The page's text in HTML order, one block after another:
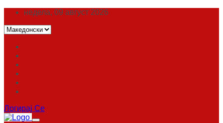
недела, 09 август 2026
Логирај Се